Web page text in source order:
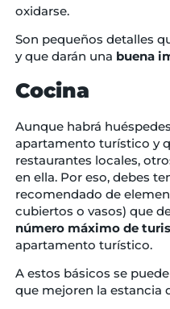
oxidarse.
Son pequeños detalles
y que darán una buena
Cocina
Aunque habrá
apartamento turístico y
restaurantes locales,
en ella. Por eso, debes
recomendado de
cubiertos o vasos) que
número máximo de
apartamento turístico.
A estos básicos se
que mejoren la estancia